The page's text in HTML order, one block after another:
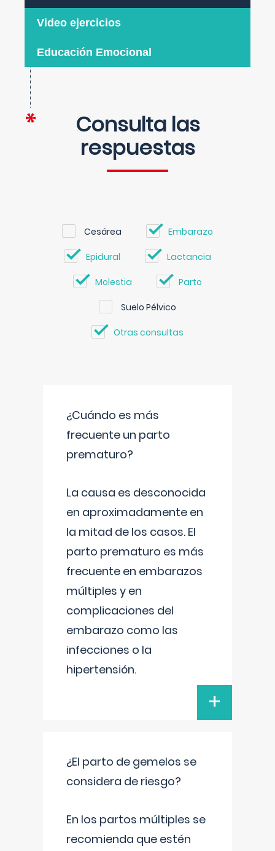
Video ejercicios
Educación Emocional
Consulta las
respuestas
Cesárea Embarazo
Epidural Lactancia
Molestia Parto
Suelo Pélvico
Otras consultas
¿Cuándo es más
frecuente un parto
prematuro?
La causa es desconocida
en aproximadamente en
la mitad de los casos. El
parto prematuro es más
frecuente en embarazos
múltiples y en
complicaciones del
embarazo como las
infecciones o la
hipertensión.
+
¿El parto de gemelos se
considera de riesgo?
En los partos múltiples se
recomienda que estén